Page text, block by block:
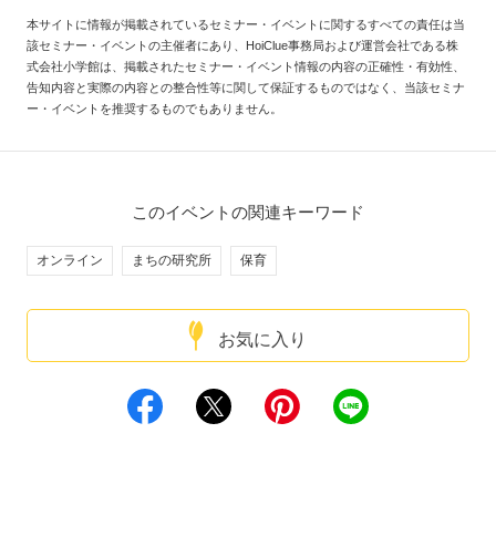
本サイトに情報が掲載されているセミナー・イベントに関するすべての責任は当
該セミナー・イベントの主催者にあり、HoiClue事務局および運営会社である株
式会社小学館は、掲載されたセミナー・イベント情報の内容の正確性・有効性、
告知内容と実際の内容との整合性等に関して保証するものではなく、当該セミナ
ー・イベントを推奨するものでもありません。
お気に入り
このイベントの関連キーワード
オンライン まちの研究所 保育